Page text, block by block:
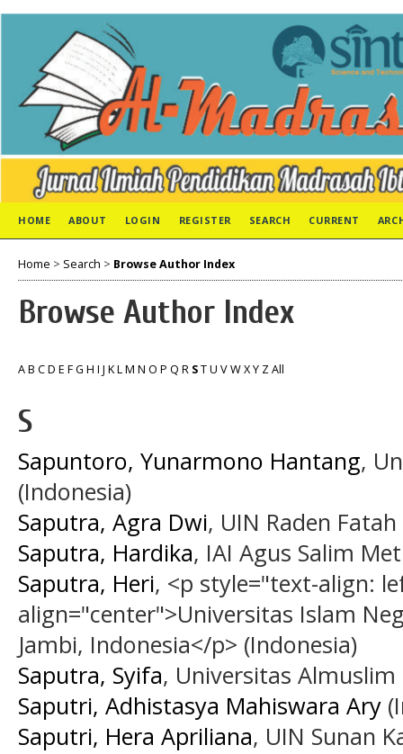
HOME ABOUT LOGIN REGISTER SEARCH CURRENT
Home > Search > Browse Author Index
Browse Author Index
AB CD E FG H I J KLM N O P Q R STU VWXY ZAll
S
Sapuntoro, Yunarmono Hantang,
(Indonesia)
Saputra, Agra Dwi, UIN Raden
Saputra, Hardika, IAI Agus Salim
Saputra, Heri, <p style="text-align:
align="center">Universitas Islam
Jambi, Indonesia</p> (Indonesia)
Saputra, Syifa, Universitas Almuslim
Saputri, Adhistasya Mahiswara Ary
Saputri, Hera Apriliana, UIN Sunan